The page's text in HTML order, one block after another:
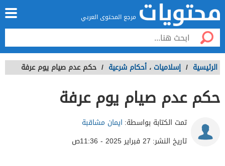
مرجع المحتوى العربي
الرئيسية / إسلاميات ، أحكام شرعية / حكم عدم صيام يوم عرفة
حكم عدم صيام يوم عرفة
تمت الكتابة بواسطة: ايمان مشاقبة
تاريخ النشر: 27 فبراير 2025 - 11:36ص